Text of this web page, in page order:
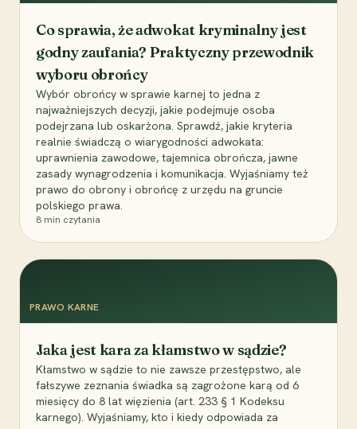
Co sprawia, że adwokat kryminalny jest
godny zaufania? Praktyczny przewodnik
wyboru obrońcy
Wybór obrońcy w sprawie karnej to jedna z
najważniejszych decyzji, jakie podejmuje osoba
podejrzana lub oskarżona. Sprawdź, jakie kryteria
realnie świadczą o wiarygodności adwokata:
uprawnienia zawodowe, tajemnica obrończa, jawne
zasady wynagrodzenia i komunikacja. Wyjaśniamy też
prawo do obrony i obrońcę z urzędu na gruncie
polskiego prawa.
8 min czytania
PRAWO KARNE
Jaka jest kara za kłamstwo w sądzie?
Kłamstwo w sądzie to nie zawsze przestępstwo, ale
fałszywe zeznania świadka są zagrożone karą od 6
miesięcy do 8 lat więzienia (art. 233 § 1 Kodeksu
karnego). Wyjaśniamy, kto i kiedy odpowiada za